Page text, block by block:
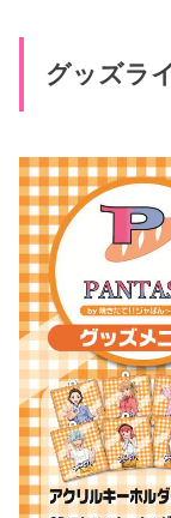
グッズラ